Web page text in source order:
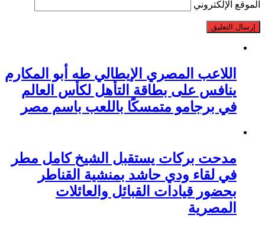
الموقع الإلكتروني
اللاعب المصري الإيطالي طه أبو المكارم
ينافس على بطاقة التأهل لكأس العالم
في برجامو متمسكًا باللعب باسم مصر
مدحت بركات يستقبل الشيخ كامل مطر
في لقاء ودي حاشد بمنشية القناطر
بحضور قيادات القبائل والعائلات
المصرية